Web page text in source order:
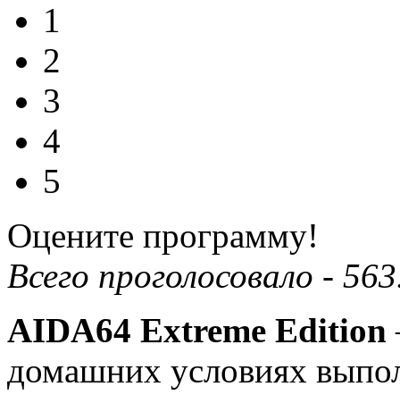
1
2
3
4
5
Оцените программу!
Всего проголосовало - 563
AIDA64 Extreme Edition
домашних условиях